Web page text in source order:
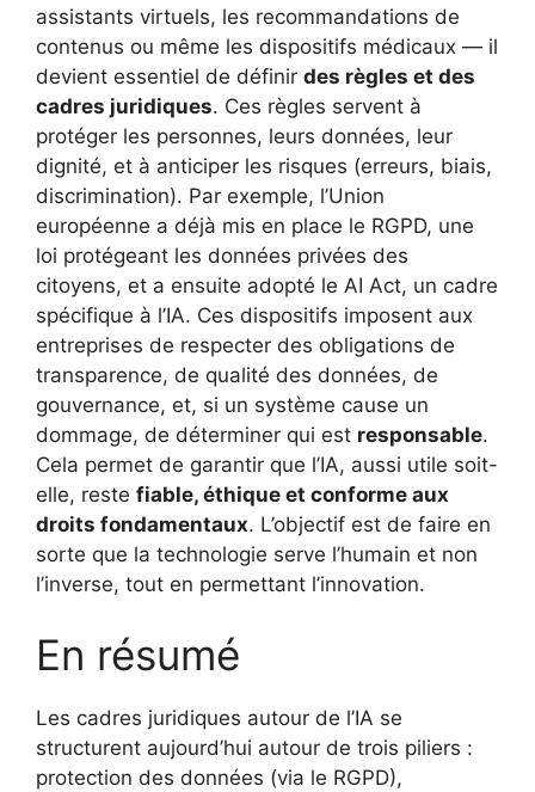
assistants virtuels, les recommandations de
contenus ou même les dispositifs médicaux — il
devient essentiel de définir des règles et des
cadres juridiques. Ces règles servent à
protéger les personnes, leurs données, leur
dignité, et à anticiper les risques (erreurs, biais,
discrimination). Par exemple, l’Union
européenne a déjà mis en place le RGPD, une
loi protégeant les données privées des
citoyens, et a ensuite adopté le AI Act, un cadre
spécifique à l’IA. Ces dispositifs imposent aux
entreprises de respecter des obligations de
transparence, de qualité des données, de
gouvernance, et, si un système cause un
dommage, de déterminer qui est responsable.
Cela permet de garantir que l’IA, aussi utile soit-
elle, reste fiable, éthique et conforme aux
droits fondamentaux. L’objectif est de faire en
sorte que la technologie serve l’humain et non
l’inverse, tout en permettant l’innovation.
En résumé
Les cadres juridiques autour de l’IA se
structurent aujourd’hui autour de trois piliers :
protection des données (via le RGPD),